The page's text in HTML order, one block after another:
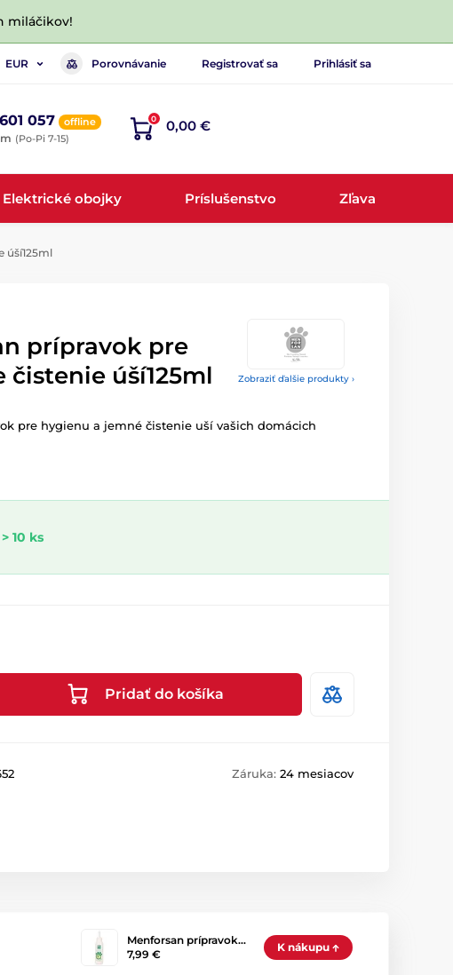
miláčikov!
EUR Porovnávanie Registrovať sa Prihlásiť sa
057 offline
(Po-Pi 7-15)
0 0,00 €
Elektrické obojky Príslušenstvo Zľava
úší125ml
Zobraziť ďalšie produkty ›
prípravok pre
čistenie úší125ml
pre hygienu a jemné čistenie uší vašich domácich
10 ks
Pridať do košíka
Záruka: 24 mesiacov
Menforsan prípravok…
7,99 €
K nákupu